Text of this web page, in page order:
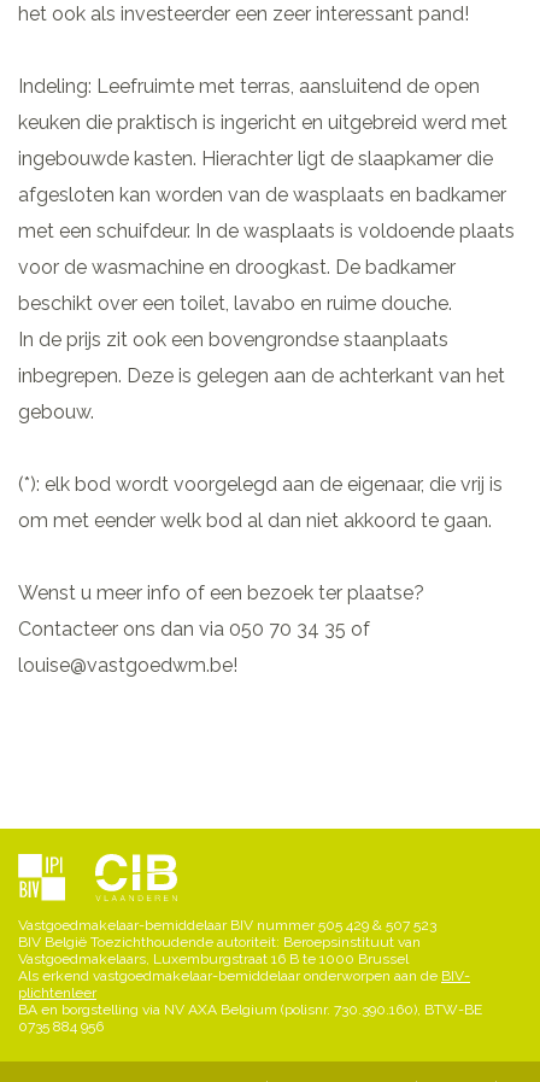
het ook als investeerder een zeer interessant pand!
Indeling: Leefruimte met terras, aansluitend de open
keuken die praktisch is ingericht en uitgebreid werd met
ingebouwde kasten. Hierachter ligt de slaapkamer die
afgesloten kan worden van de wasplaats en badkamer
met een schuifdeur. In de wasplaats is voldoende plaats
voor de wasmachine en droogkast. De badkamer
beschikt over een toilet, lavabo en ruime douche.
In de prijs zit ook een bovengrondse staanplaats
inbegrepen. Deze is gelegen aan de achterkant van het
gebouw.
(*): elk bod wordt voorgelegd aan de eigenaar, die vrij is
om met eender welk bod al dan niet akkoord te gaan.
Wenst u meer info of een bezoek ter plaatse?
Contacteer ons dan via 050 70 34 35 of
louise@vastgoedwm.be!
Vastgoedmakelaar-bemiddelaar BIV nummer 505 429 & 507 523
BIV België Toezichthoudende autoriteit: Beroepsinstituut van
Vastgoedmakelaars, Luxemburgstraat 16 B te 1000 Brussel
Als erkend vastgoedmakelaar-bemiddelaar onderworpen aan de BIV-
plichtenleer
BA en borgstelling via NV AXA Belgium (polisnr. 730.390.160), BTW-BE
0735 884 956